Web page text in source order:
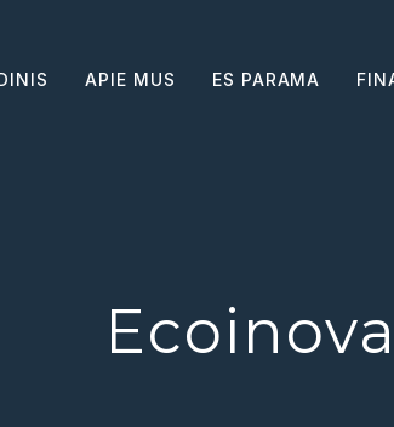
APIE MUS ES PARAMA